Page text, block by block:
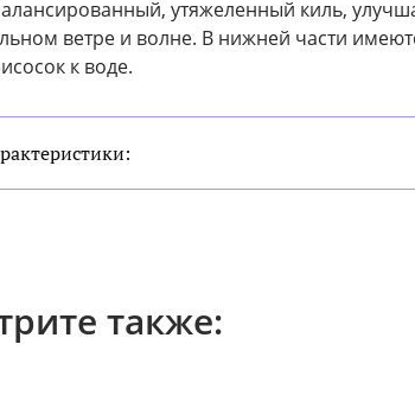
утяжеленный киль,
ветре и волне. В нижней части
к воде.
также: